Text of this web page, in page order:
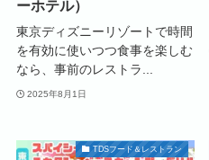
ーホテル）
東京ディズニーリゾートで時間
を有効に使いつつ食事を楽しむ
なら、事前のレストラ...
2025年8月1日
TDSフード＆レストラン